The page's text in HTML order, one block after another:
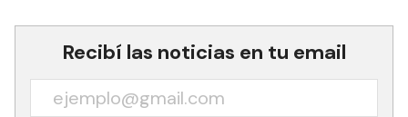
Recibí las noticias en tu email